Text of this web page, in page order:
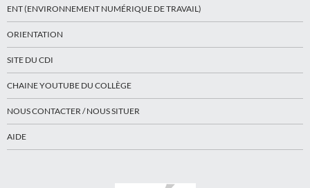
ENT (ENVIRONNEMENT NUMÉRIQUE DE TRAVAIL)
ORIENTATION
SITE DU CDI
CHAINE YOUTUBE DU COLLÈGE
NOUS CONTACTER / NOUS SITUER
AIDE